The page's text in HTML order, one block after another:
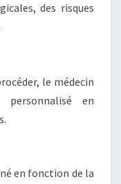
des risques
le médecin
en
en fonction de la